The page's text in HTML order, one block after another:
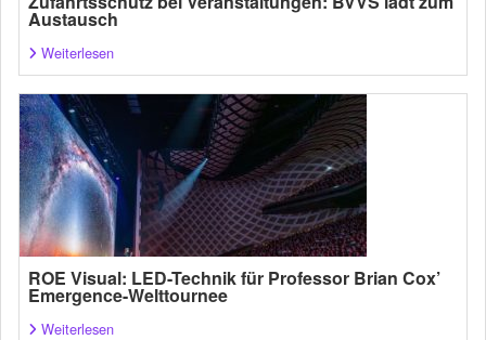
Austausch
Weiterlesen
ROE Visual: LED-Technik für Professor Brian Cox’
Emergence-Welttournee
Weiterlesen